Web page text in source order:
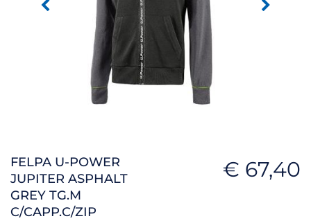
FELPA U-POWER
JUPITER ASPHALT
GREY TG.M
C/CAPP.C/ZIP
€ 67,40